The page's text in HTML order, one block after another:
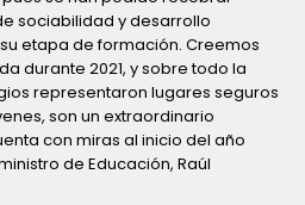
sociabilidad y desarrollo
etapa de formación. Creemos
durante 2021, y sobre todo la
representaron lugares seguros
son un extraordinario
con miras al inicio del año
de Educación, Raúl